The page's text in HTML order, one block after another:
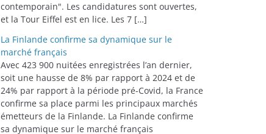
contemporain". Les candidatures sont ouvertes,
et la Tour Eiffel est en lice. Les 7 […]
La Finlande confirme sa dynamique sur le
marché français
Avec 423 900 nuitées enregistrées l’an dernier,
soit une hausse de 8% par rapport à 2024 et de
24% par rapport à la période pré-Covid, la France
confirme sa place parmi les principaux marchés
émetteurs de la Finlande. La Finlande confirme
sa dynamique sur le marché français